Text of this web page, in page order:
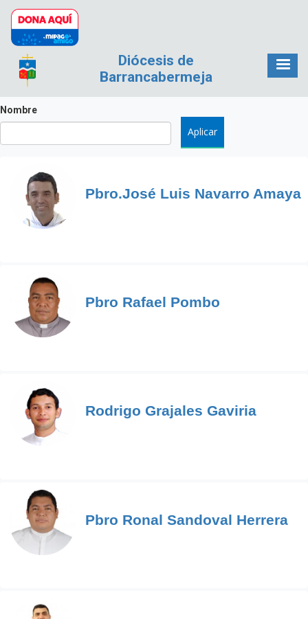
Pasar al contenido principal
Diócesis de
Barrancabermeja
Nombre
Pbro.José Luis Navarro Amaya
Pbro Rafael Pombo
Rodrigo Grajales Gaviria
Pbro Ronal Sandoval Herrera